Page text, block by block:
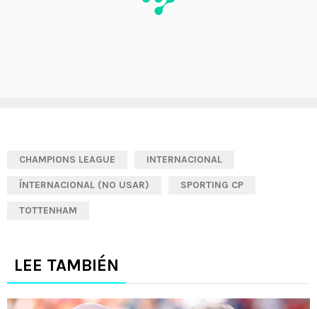
CHAMPIONS LEAGUE INTERNACIONAL
ÍNTERNACIONAL (NO USAR) SPORTING CP
TOTTENHAM
LEE TAMBIÉN